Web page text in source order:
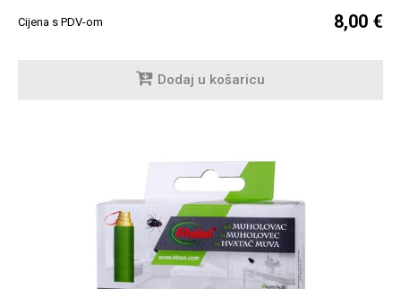
Cijena s PDV-om 8,00 €
Dodaj u košaricu